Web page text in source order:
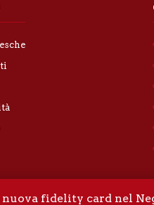
nuova fidelity card nel